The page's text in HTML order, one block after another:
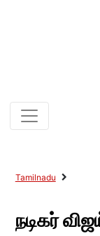
Tamilnadu
நடிகர்